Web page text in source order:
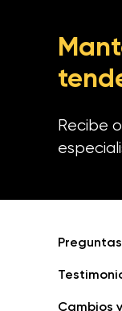
Recibe
Cambios